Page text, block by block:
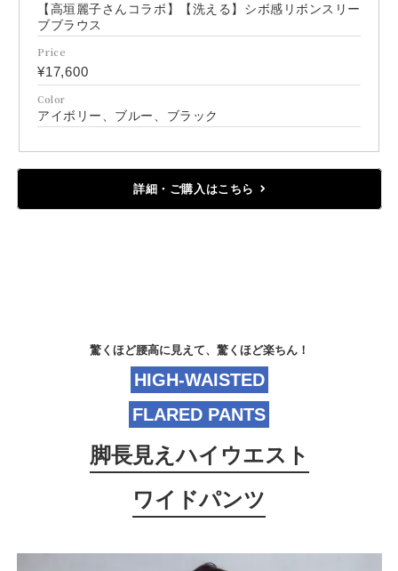
【高垣麗子さんコラボ】【洗える】シボ感リボンスリー
ブブラウス
Price
¥17,600
Color
アイボリー、ブルー、ブラック
詳細・ご購入はこちら
驚くほど腰高に見えて、驚くほど楽ちん！
HIGH-WAISTED
FLARED PANTS
脚長見えハイウエスト
ワイドパンツ